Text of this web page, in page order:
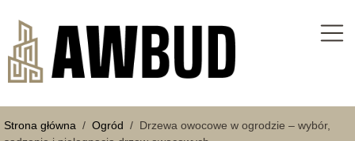
Strona główna / Ogród / Drzewa owocowe w ogrodzie – wybór,